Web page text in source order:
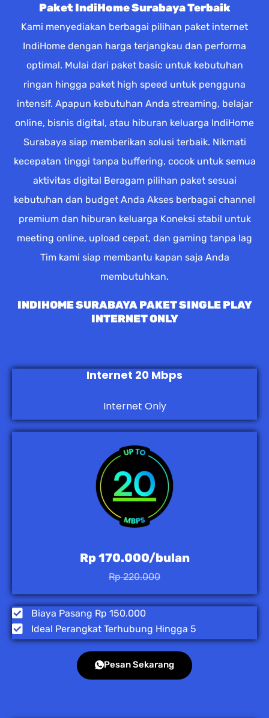
Paket IndiHome Surabaya Terbaik
Kami menyediakan berbagai pilihan paket internet
IndiHome dengan harga terjangkau dan performa
optimal. Mulai dari paket basic untuk kebutuhan
ringan hingga paket high speed untuk pengguna
intensif. Apapun kebutuhan Anda streaming, belajar
online, bisnis digital, atau hiburan keluarga IndiHome
Surabaya siap memberikan solusi terbaik. Nikmati
kecepatan tinggi tanpa buffering, cocok untuk semua
aktivitas digital Beragam pilihan paket sesuai
kebutuhan dan budget Anda Akses berbagai channel
premium dan hiburan keluarga Koneksi stabil untuk
meeting online, upload cepat, dan gaming tanpa lag
Tim kami siap membantu kapan saja Anda
membutuhkan.
INDIHOME SURABAYA PAKET SINGLE PLAY
INTERNET ONLY
Internet 20 Mbps
Internet Only
Rp 170.000/bulan
Rp 220.000
Biaya Pasang Rp 150.000
Ideal Perangkat Terhubung Hingga 5
Pesan Sekarang